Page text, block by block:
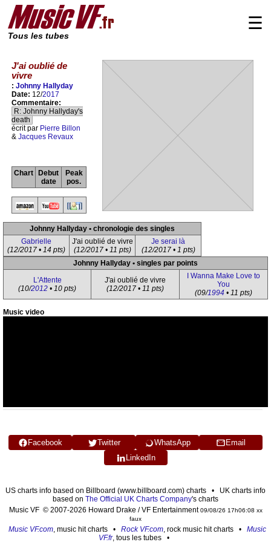
Tous les tubes
☰
J'ai oublié de
vivre
: Johnny Hallyday
Date: 12/2017
Commentaire:
R: Johnny Hallyday's
death
écrit par Pierre Billon
& Jacques Revaux
Chart
Debut
date
Peak
pos.
Johnny Hallyday • chronologie des singles
Gabrielle
(12/2017 • 14 pts)
J'ai oublié de vivre
(12/2017 • 11 pts)
Je serai là
(12/2017 • 1 pts)
Johnny Hallyday • singles par points
L'Attente
(10/2012 • 10 pts)
J'ai oublié de vivre
(12/2017 • 11 pts)
I Wanna Make Love to
You
(09/1994 • 11 pts)
Music video
Facebook Twitter WhatsApp
Email
LinkedIn
US charts info based on Billboard (www.billboard.com) charts • UK charts info
based on The Official UK Charts Company's charts
Music VF © 2007-2026 Howard Drake / VF Entertainment09/08/26 17h06:08 xx
faux
Music VF.com, music hit charts • Rock VF.com, rock music hit charts • Music
VF.fr, tous les tubes •